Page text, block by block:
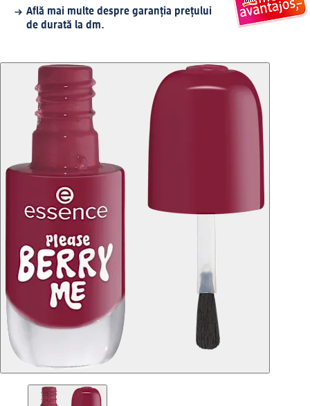
Află mai multe despre garanția prețului
de durată la dm.